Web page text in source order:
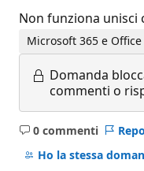
Non funziona unisci
Microsoft 365 e
Domanda
commenti o
0 commenti
Nessun
commento
Ho la stessa